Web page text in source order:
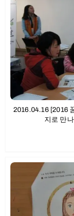
2016.04.16 [2016 꿈다락 토요문화학교] 미술관 속 감성여행, 한
지로 만